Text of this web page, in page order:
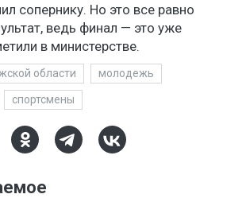
сопернику. Но это все равно
ведь финал — это уже
в министерстве.
области молодежь
спортсмены